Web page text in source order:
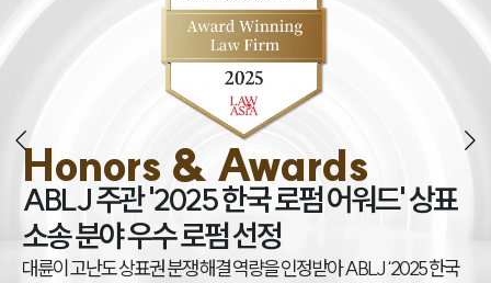
Honors & Awards
ABLJ 주관 '2025 한국 로펌 어워드' 상표
소송 분야 우수 로펌 선정
대륜이 고난도 상표권 분쟁 해결 역량을 인정받아 ABLJ ‘2025 한국